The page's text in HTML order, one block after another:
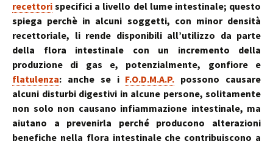
recettori specifici a livello del lume intestinale; questo
spiega perchè in alcuni soggetti, con minor densità
recettoriale, li rende disponibili all’utilizzo da parte
della flora intestinale con un incremento della
produzione di gas e, potenzialmente, gonfiore e
flatulenza: anche se i F.O.D.M.A.P. possono causare
alcuni disturbi digestivi in ​​alcune persone, solitamente
non solo non causano infiammazione intestinale, ma
aiutano a prevenirla perché producono alterazioni
benefiche nella flora intestinale che contribuiscono a